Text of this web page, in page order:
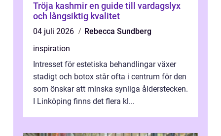
Tröja kashmir en guide till vardagslyx
och långsiktig kvalitet
04 juli 2026
Rebecca Sundberg
inspiration
Intresset för estetiska behandlingar växer
stadigt och botox står ofta i centrum för den
som önskar att minska synliga ålderstecken.
I Linköping finns det flera kl...